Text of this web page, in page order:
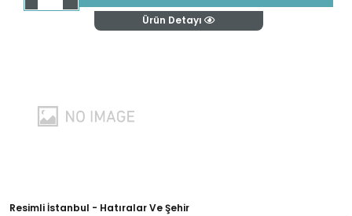
Ürün Detayı
Resimli İstanbul - Hatıralar Ve Şehir